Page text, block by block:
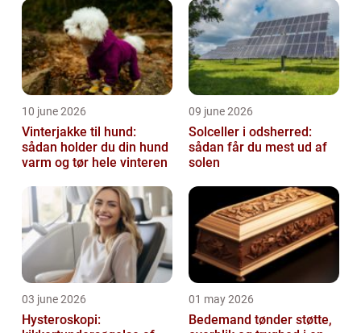
10 june 2026
Vinterjakke til hund:
sådan holder du din hund
varm og tør hele vinteren
09 june 2026
Solceller i odsherred:
sådan får du mest ud af
solen
03 june 2026
Hysteroskopi:
01 may 2026
Bedemand tønder støtte,